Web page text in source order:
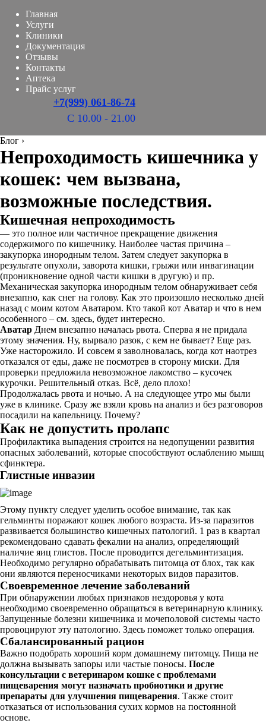
Главная
Услуги
Клиники
Документация
Отзывы
Контакты
Аптека
Прайс услуг
+7(999) 061-86-74
С 10.00 - 21.00
Блог ›
Непроходимость кишечника у
кошек: чем вызвана,
возможные последствия.
Кишечная непроходимость
— это полное или частичное прекращение движения
содержимого по кишечнику. Наиболее частая причина –
закупорка инородным телом. Затем следует закупорка в
результате опухоли, заворота кишки, грыжи или инвагинации
(проникновение одной части кишки в другую) и пр.
Механическая закупорка инородным телом обнаруживает себя
внезапно, как снег на голову. Как это произошло несколько дней
назад с моим котом Аватаром. Кто такой кот Аватар и что в нем
особенного – см. здесь, будет интересно.
Аватар Днем внезапно началась рвота. Сперва я не придала
этому значения. Ну, вырвало разок, с кем не бывает? Еще раз.
Уже насторожило. И совсем я заволновалась, когда кот наотрез
отказался от еды, даже не посмотрев в сторону миски. Для
проверки предложила невозможное лакомство – кусочек
курочки. Решительный отказ. Всё, дело плохо!
Продолжалась рвота и ночью. А на следующее утро мы были
уже в клинике. Сразу же взяли кровь на анализ и без разговоров
посадили на капельницу. Почему?
Как не допустить пролапс
Профилактика выпадения строится на недопущении развития
опасных заболеваний, которые способствуют ослаблению мышц
сфинктера.
Глистные инвазии
Этому пункту следует уделить особое внимание, так как
гельминты поражают кошек любого возраста. Из-за паразитов
развивается большинство кишечных патологий. 1 раз в квартал
рекомендовано сдавать фекалии на анализ, определяющий
наличие яиц глистов. После проводится дегельминтизация.
Необходимо регулярно обрабатывать питомца от блох, так как
они являются переносчиками некоторых видов паразитов.
Своевременное лечение заболеваний
При обнаружении любых признаков нездоровья у кота
необходимо своевременно обращаться в ветеринарную клинику.
Запущенные болезни кишечника и мочеполовой системы часто
провоцируют эту патологию. Здесь поможет только операция.
Сбалансированный рацион
Важно подобрать хороший корм домашнему питомцу. Пища не
должна вызывать запоры или частые поносы. После
консультации с ветеринаром кошке с проблемами
пищеварения могут назначать пробиотики и другие
препараты для улучшения пищеварения. Также стоит
отказаться от использования сухих кормов на постоянной
основе.